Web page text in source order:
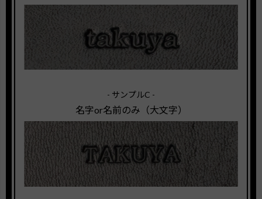
- サンプルC -
名字or名前のみ（大文字）